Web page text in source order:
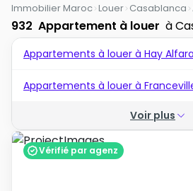
Immobilier Maroc Louer Casablanca
932 Appartement à louer à
Appartements à louer à Hay
Appartements à louer à
Voir plus
Vérifié par agenz